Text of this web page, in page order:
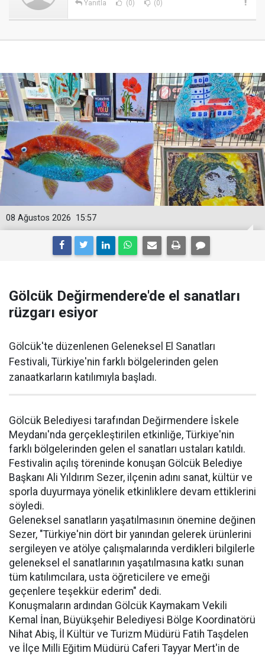
Yanıtla (0) (0)
15:57
08 Ağustos 2026
Gölcük Değirmendere'de el sanatları
rüzgarı esiyor
Gölcük'te düzenlenen Geleneksel El Sanatları
Festivali, Türkiye'nin farklı bölgelerinden gelen
zanaatkarların katılımıyla başladı.
Gölcük Belediyesi tarafından Değirmendere İskele
Meydanı'nda gerçekleştirilen etkinliğe, Türkiye'nin
farklı bölgelerinden gelen el sanatları ustaları katıldı.
Festivalin açılış töreninde konuşan Gölcük Belediye
Başkanı Ali Yıldırım Sezer, ilçenin adını sanat, kültür ve
sporla duyurmaya yönelik etkinliklere devam ettiklerini
söyledi.
Geleneksel sanatların yaşatılmasının önemine değinen
Sezer, "Türkiye'nin dört bir yanından gelerek ürünlerini
sergileyen ve atölye çalışmalarında verdikleri bilgilerle
geleneksel el sanatlarının yaşatılmasına katkı sunan
tüm katılımcılara, usta öğreticilere ve emeği
geçenlere teşekkür ederim" dedi.
Konuşmaların ardından Gölcük Kaymakam Vekili
Kemal İnan, Büyükşehir Belediyesi Bölge Koordinatörü
Nihat Abiş, İl Kültür ve Turizm Müdürü Fatih Taşdelen
ve İlçe Milli Eğitim Müdürü Caferi Tayyar Mert'in de